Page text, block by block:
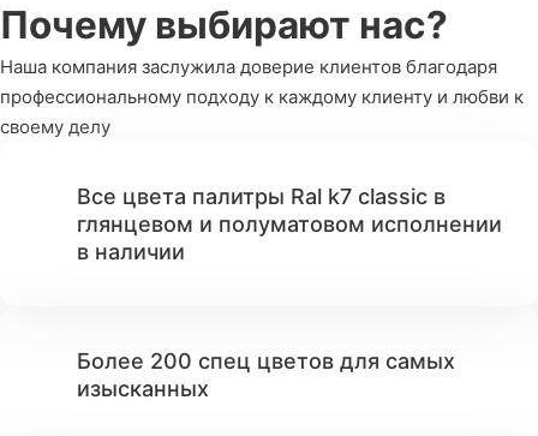
Почему выбирают нас?
Наша компания заслужила доверие клиентов благодаря
профессиональному подходу к каждому клиенту и любви к
своему делу
Все цвета палитры Ral k7 classic в
глянцевом и полуматовом исполнении
в наличии
Более 200 спец цветов для самых
изысканных